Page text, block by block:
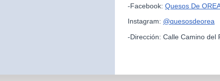
-Facebook: Quesos De
Instagram: @quesosdeorea
-Dirección: Calle Camino del